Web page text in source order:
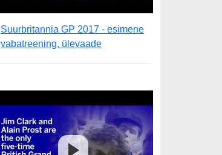
Suurbritannia GP 2017 - esimene
vabatreening, ülevaade